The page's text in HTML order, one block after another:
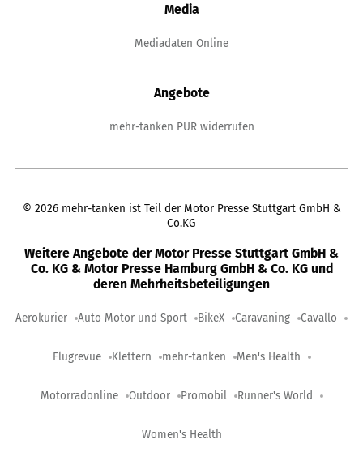
Media
Mediadaten Online
Angebote
mehr-tanken PUR widerrufen
© 2026 mehr-tanken ist Teil der Motor Presse Stuttgart GmbH &
Co.KG
Weitere Angebote der Motor Presse Stuttgart GmbH &
Co. KG & Motor Presse Hamburg GmbH & Co. KG und
deren Mehrheitsbeteiligungen
Aerokurier Auto Motor und Sport BikeX Caravaning Cavallo
Flugrevue Klettern mehr-tanken Men's Health
Motorradonline Outdoor Promobil Runner's World
Women's Health